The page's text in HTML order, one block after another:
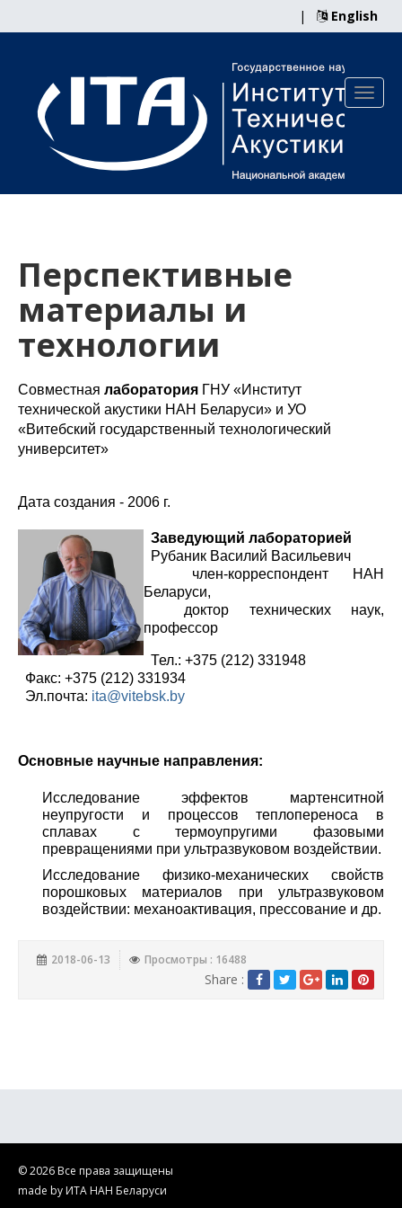
| English
Перспективные
материалы и
технологии
Совместная лаборатория ГНУ «Институт
технической акустики НАН Беларуси» и УО
«Витебский государственный технологический
университет»
Дата создания - 2006 г.
Заведующий лабораторией
Рубаник Василий Васильевич
член-корреспондент НАН
Беларуси,
доктор технических наук,
профессор
Тел.: +375 (212) 331948
Факс: +375 (212) 331934
Эл.почта: ita@vitebsk.by
Основные научные направления:
Исследование эффектов мартенситной
неупругости и процессов теплопереноса в
сплавах с термоупругими фазовыми
превращениями при ультразвуковом воздействии.
Исследование физико-механических свойств
порошковых материалов при ультразвуковом
воздействии: механоактивация, прессование и др.
2018-06-13 Просмотры : 16488
Share :
© 2026 Все права защищены
made by ИТА НАН Беларуси